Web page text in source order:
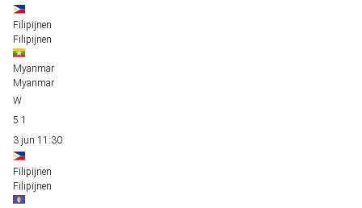
Filipijnen
Filipijnen
Myanmar
Myanmar
5 1
3 jun 11:30
Filipijnen
Filipijnen